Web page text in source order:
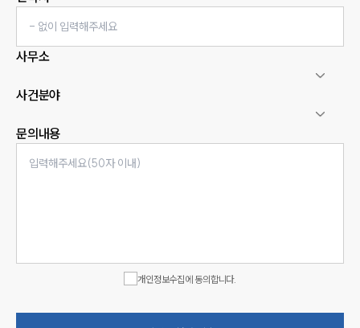
사무소
사건분야
문의내용
개인정보수집에 동의합니다.